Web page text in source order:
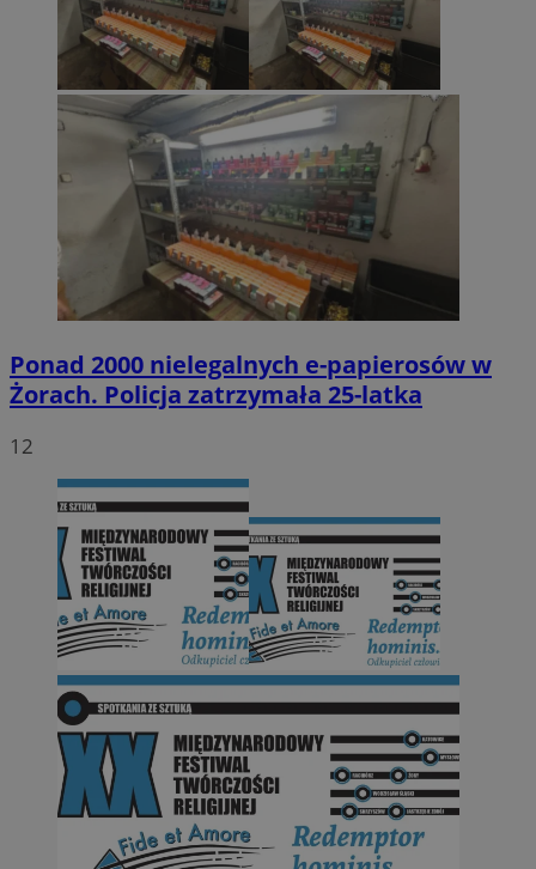
Ponad 2000 nielegalnych e-papierosów w
Żorach. Policja zatrzymała 25-latka
12